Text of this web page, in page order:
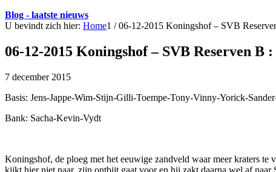
Blog - laatste nieuws
U bevindt zich hier: Home1 / 06-12-2015 Koningshof – SVB
06-12-2015 Koningshof – SVB Reserven B :
7 december 2015
Basis: Jens-Jappe-Wim-Stijn-Gilli-Toempe-Tony-Vinny-Yorick-
Bank: Sacha-Kevin-Vydt
Koningshof, de ploeg met het eeuwige zandveld waar meer kraters
kijkt hier niet naar, zijn ontbijt gaat voor en hij zakt daarna wel af